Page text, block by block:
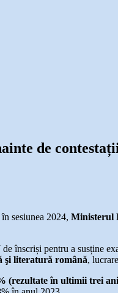
de
în sesiunea 2024, Ministerul
înscriși pentru a susține
şi literatură română,
(rezultate în ultimii trei